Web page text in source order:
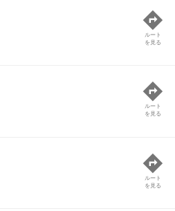
ルート
を見る
ルート
を見る
ルート
を見る